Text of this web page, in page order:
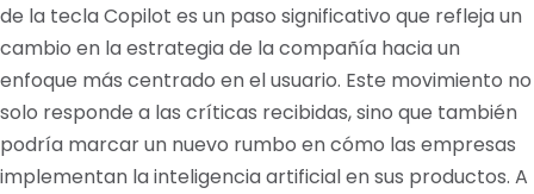
de la tecla Copilot es un paso significativo que refleja un
cambio en la estrategia de la compañía hacia un
enfoque más centrado en el usuario. Este movimiento no
solo responde a las críticas recibidas, sino que también
podría marcar un nuevo rumbo en cómo las empresas
implementan la inteligencia artificial en sus productos. A